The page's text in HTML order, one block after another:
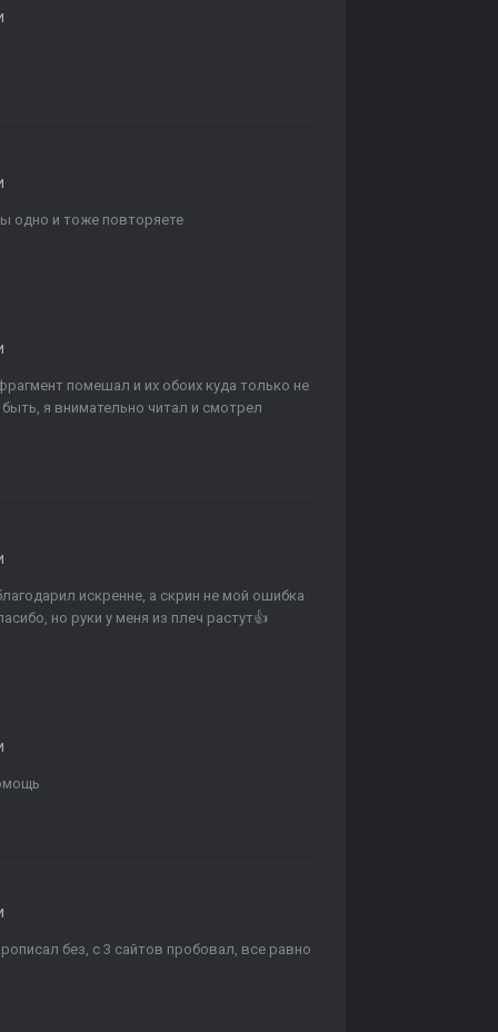
одно и тоже повторяете
помешал и их обоих куда только не
я внимательно читал и смотрел
искренне, а скрин не мой ошибка
но руки у меня из плеч растут👍
без, с 3 сайтов пробовал, все равно